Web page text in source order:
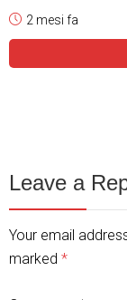
2 mesi fa
Leave a
Your email
marked *